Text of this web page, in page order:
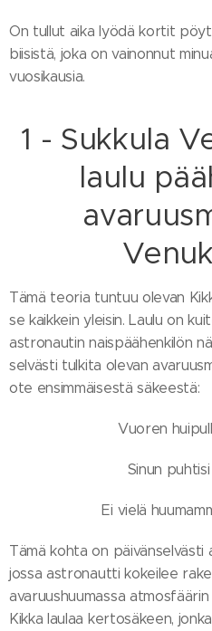
On tullut aika lyödä kortit
biisistä, joka on vainonnut
vuosikausia.
1 - Sukkula
laulu
Tämä teoria tuntuu olevan
se kaikkein yleisin. Laulu on
astronautin naispäähenkilön
selvästi tulkita olevan
ote ensimmäisestä säkeestä:
Vuoren
Sinun
Ei vielä
Tämä kohta on päivänselvästi
jossa astronautti kokeilee
avaruushuumassa
Kikka laulaa kertosäkeen,